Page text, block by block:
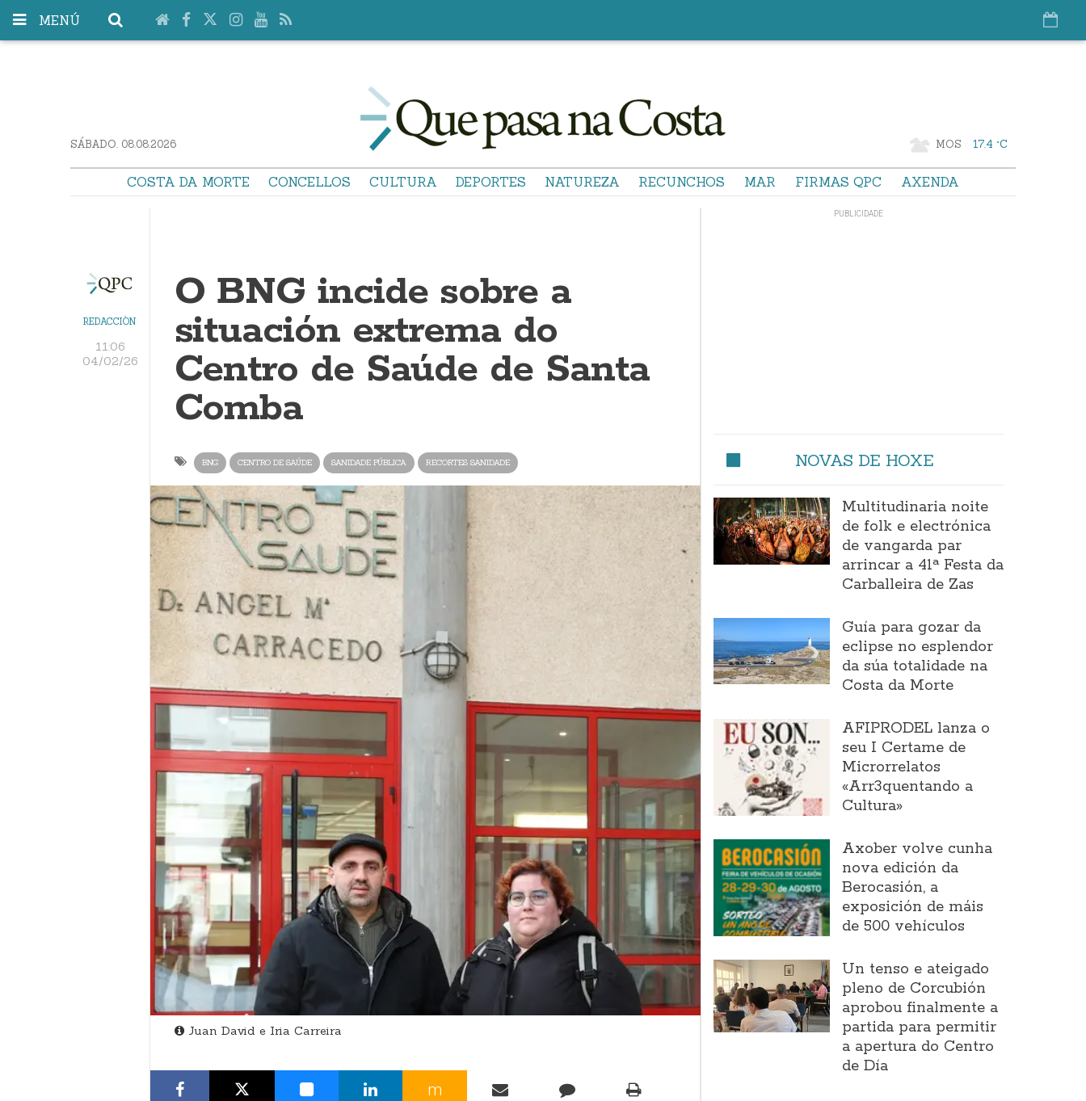
MENÚ
SÁBADO. 08.08.2026 MOS 17.4 °C
COSTA DA MORTE CONCELLOS CULTURA DEPORTES NATUREZA RECUNCHOS MAR FIRMAS QPC AXENDA
REDACCIÓN
11:06
04/02/26
O BNG incide sobre a
situación extrema do
Centro de Saúde de Santa
Comba
BNG CENTRO DE SAÚDE SANIDADE PÚBLICA RECORTES SANIDADE
Juan David e Iria Carreira
m
NOVAS DE HOXE
Multitudinaria noite
de folk e electrónica
de vangarda par
arrincar a 41ª Festa da
Carballeira de Zas
Guía para gozar da
eclipse no esplendor
da súa totalidade na
Costa da Morte
AFIPRODEL lanza o
seu I Certame de
Microrrelatos
«Arr3quentando a
Cultura»
Axober volve cunha
nova edición da
Berocasión, a
exposición de máis
de 500 vehículos
Un tenso e ateigado
pleno de Corcubión
aprobou finalmente a
partida para permitir
a apertura do Centro
de Día